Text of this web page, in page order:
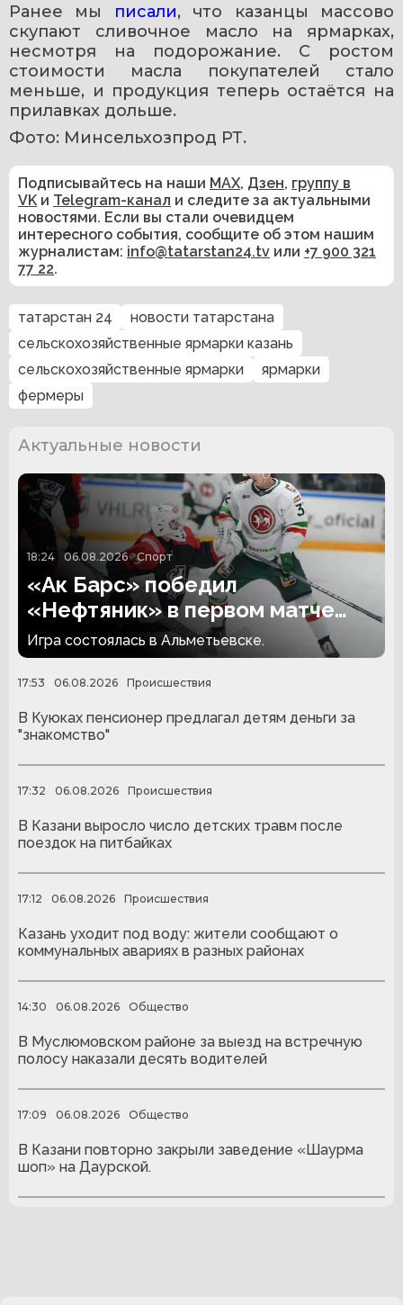
Ранее мы писали, что казанцы массово
скупают сливочное масло на ярмарках,
несмотря на подорожание. С ростом
стоимости масла покупателей стало
меньше, и продукция теперь остаётся на
прилавках дольше.
Фото: Минсельхозпрод РТ.
Подписывайтесь на наши MAX, Дзен, группу в
VK и Telegram-канал и следите за актуальными
новостями. Если вы стали очевидцем
интересного события, сообщите об этом нашим
журналистам: info@tatarstan24.tv или +7 900 321
77 22.
татарстан 24
новости татарстана
сельскохозяйственные ярмарки казань
сельскохозяйственные ярмарки
ярмарки
фермеры
Актуальные новости
18:24 06.08.2026 Спорт
«Ак Барс» победил
«Нефтяник» в первом матче
сезона
Игра состоялась в Альметьевске.
17:53 06.08.2026 Происшествия
В Куюках пенсионер предлагал детям деньги за
"знакомство"
17:32 06.08.2026 Происшествия
В Казани выросло число детских травм после
поездок на питбайках
17:12 06.08.2026 Происшествия
Казань уходит под воду: жители сообщают о
коммунальных авариях в разных районах
14:30 06.08.2026 Общество
В Муслюмовском районе за выезд на встречную
полосу наказали десять водителей
17:09 06.08.2026 Общество
В Казани повторно закрыли заведение «Шаурма
шоп» на Даурской.